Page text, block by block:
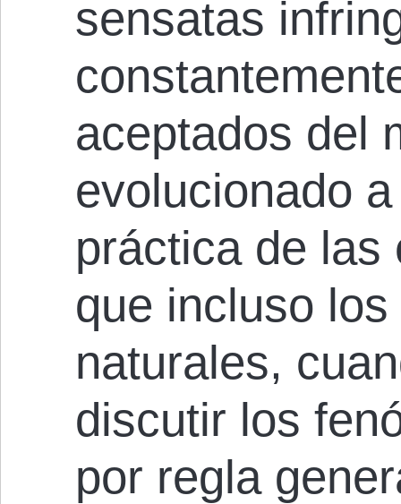
sensatas
aceptados del
evolucionado
práctica de las
que incluso
naturales,
discutir los
por regla